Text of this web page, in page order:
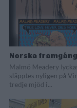
Norska
Malmö Meadery
släpptes nyligen på
tredje mjöd i...